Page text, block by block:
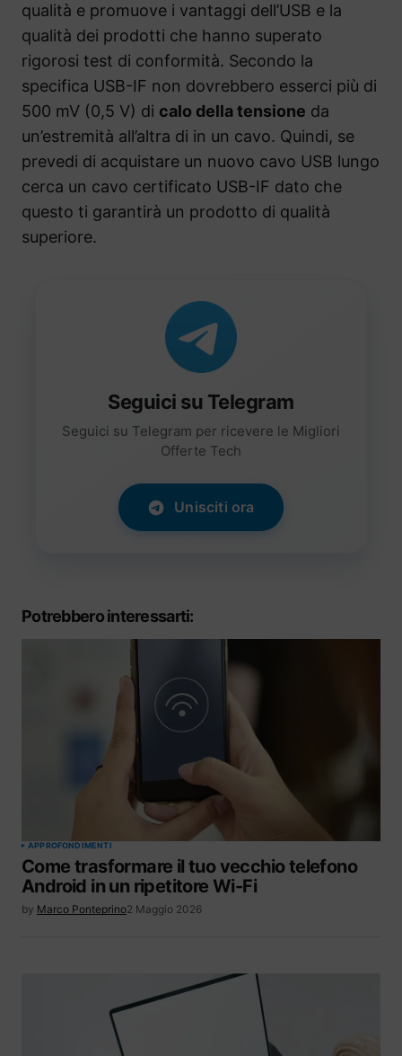
qualità e promuove i vantaggi dell’USB e la
qualità dei prodotti che hanno superato
rigorosi test di conformità. Secondo la
specifica USB-IF non dovrebbero esserci più di
500 mV (0,5 V) di calo della tensione da
un’estremità all’altra di in un cavo. Quindi, se
prevedi di acquistare un nuovo cavo USB lungo
cerca un cavo certificato USB-IF dato che
questo ti garantirà un prodotto di qualità
superiore.
Seguici su Telegram
Seguici su Telegram per ricevere le Migliori
Offerte Tech
Unisciti ora
Potrebbero interessarti:
APPROFONDIMENTI
Come trasformare il tuo vecchio telefono
Android in un ripetitore Wi-Fi
by Marco Ponteprino2 Maggio 2026